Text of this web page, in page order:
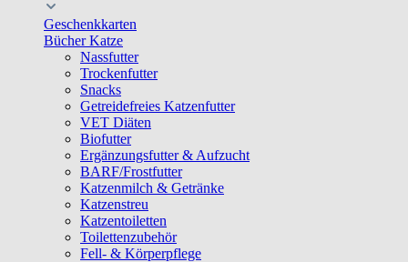
Geschenkkarten
Bücher Katze
Nassfutter
Trockenfutter
Snacks
Getreidefreies Katzenfutter
VET Diäten
Biofutter
Ergänzungsfutter & Aufzucht
BARF/Frostfutter
Katzenmilch & Getränke
Katzenstreu
Katzentoiletten
Toilettenzubehör
Fell- & Körperpflege